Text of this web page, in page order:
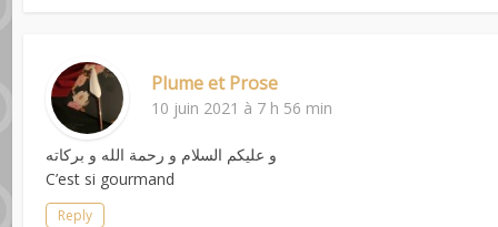
Plume et Prose
10 juin 2021 à 7 h 56 min
و عليكم السلام و رحمة الله و بركاته
C’est si gourmand
Reply